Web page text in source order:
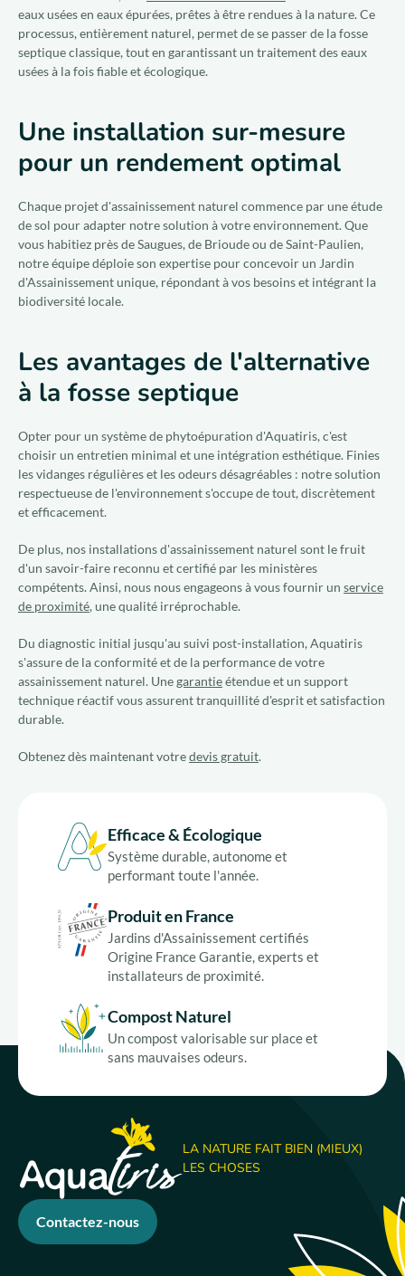
eaux usées en eaux épurées, prêtes à être rendues à la nature. Ce
processus, entièrement naturel, permet de se passer de la fosse
septique classique, tout en garantissant un traitement des eaux
usées à la fois fiable et écologique.
Une installation sur-mesure
pour un rendement optimal
Chaque projet d'assainissement naturel commence par une étude
de sol pour adapter notre solution à votre environnement. Que
vous habitiez près de Saugues, de Brioude ou de Saint-Paulien,
notre équipe déploie son expertise pour concevoir un Jardin
d'Assainissement unique, répondant à vos besoins et intégrant la
biodiversité locale.
Les avantages de l'alternative
à la fosse septique
Opter pour un système de phytoépuration d'Aquatiris, c'est
choisir un entretien minimal et une intégration esthétique. Finies
les vidanges régulières et les odeurs désagréables : notre solution
respectueuse de l'environnement s'occupe de tout, discrètement
et efficacement.
De plus, nos installations d'assainissement naturel sont le fruit
d'un savoir-faire reconnu et certifié par les ministères
compétents. Ainsi, nous nous engageons à vous fournir un service
de proximité, une qualité irréprochable.
Du diagnostic initial jusqu'au suivi post-installation, Aquatiris
s'assure de la conformité et de la performance de votre
assainissement naturel. Unegarantieétendue et un support
technique réactif vous assurent tranquillité d'esprit et satisfaction
durable.
Obtenez dès maintenant votredevis gratuit.
Efficace & Écologique
Système durable, autonome et
performant toute l'année.
Produit en France
Jardins d'Assainissement certifiés
Origine France Garantie, experts et
installateurs de proximité.
Compost Naturel
Un compost valorisable sur place et
sans mauvaises odeurs.
LA NATURE FAIT BIEN (MIEUX)
LES CHOSES
Contactez-nous